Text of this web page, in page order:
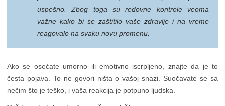
uspešno. Zbog toga su redovne kontrole veoma
važne kako bi se zaštitilo vaše zdravlje i na vreme
reagovalo na svaku novu promenu.
Ako se osećate umorno ili emotivno iscrpljeno, znajte da je to
česta pojava. To ne govori ništa o vašoj snazi. Suočavate se sa
nečim što je teško, i vaša reakcija je potpuno ljudska.